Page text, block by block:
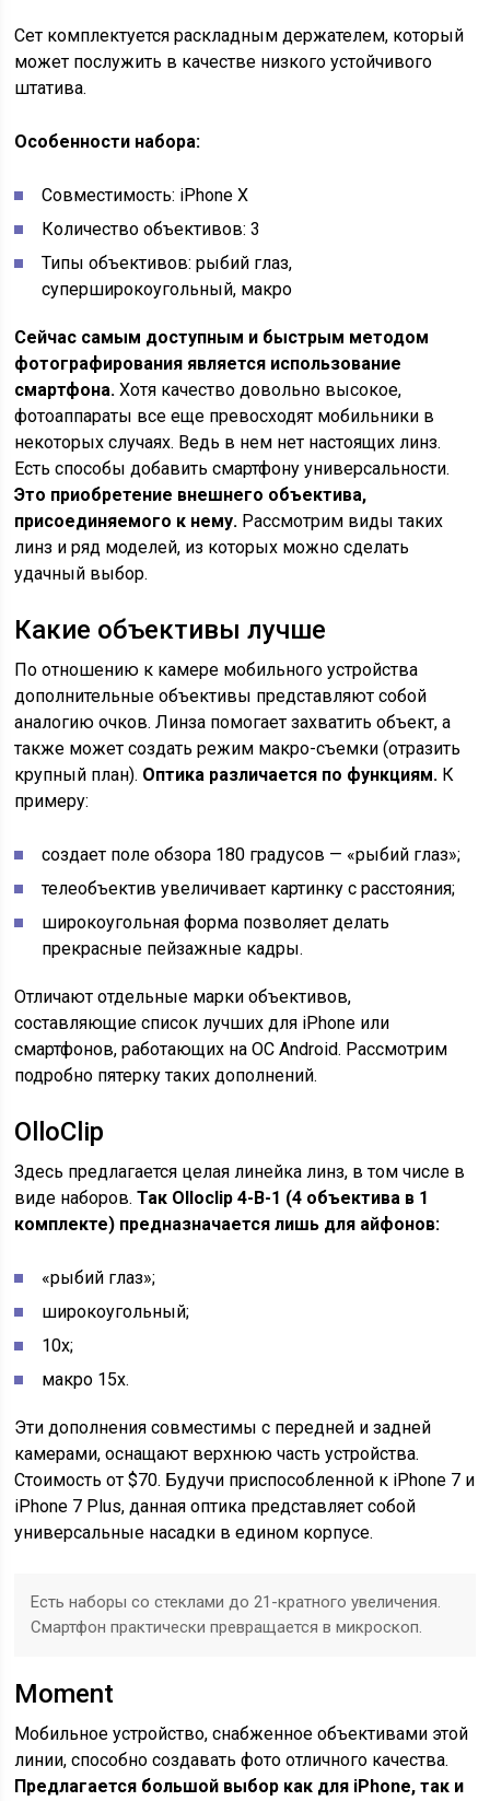
Сет комплектуется раскладным держателем, который
может послужить в качестве низкого устойчивого
штатива.
Особенности набора:
Совместимость: iPhone X
Количество объективов: 3
Типы объективов: рыбий глаз,
суперширокоугольный, макро
Сейчас самым доступным и быстрым методом
фотографирования является использование
смартфона. Хотя качество довольно высокое,
фотоаппараты все еще превосходят мобильники в
некоторых случаях. Ведь в нем нет настоящих линз.
Есть способы добавить смартфону универсальности.
Это приобретение внешнего объектива,
присоединяемого к нему. Рассмотрим виды таких
линз и ряд моделей, из которых можно сделать
удачный выбор.
Какие объективы лучше
По отношению к камере мобильного устройства
дополнительные объективы представляют собой
аналогию очков. Линза помогает захватить объект, а
также может создать режим макро-съемки (отразить
крупный план). Оптика различается по функциям. К
примеру:
создает поле обзора 180 градусов — «рыбий глаз»;
телеобъектив увеличивает картинку с расстояния;
широкоугольная форма позволяет делать
прекрасные пейзажные кадры.
Отличают отдельные марки объективов,
составляющие список лучших для iPhone или
смартфонов, работающих на ОС Android. Рассмотрим
подробно пятерку таких дополнений.
OlloClip
Здесь предлагается целая линейка линз, в том числе в
виде наборов.Так Olloclip 4-В-1 (4 объектива в 1
комплекте) предназначается лишь для айфонов:
«рыбий глаз»;
широкоугольный;
10х;
макро 15х.
Эти дополнения совместимы с передней и задней
камерами, оснащают верхнюю часть устройства.
Стоимость от $70. Будучи приспособленной к iPhone 7 и
iPhone 7 Plus, данная оптика представляет собой
универсальные насадки в едином корпусе.
Есть наборы со стеклами до 21-кратного увеличения.
Смартфон практически превращается в микроскоп.
Moment
Мобильное устройство, снабженное объективами этой
линии, способно создавать фото отличного качества.
Предлагается большой выбор как для iPhone, так и